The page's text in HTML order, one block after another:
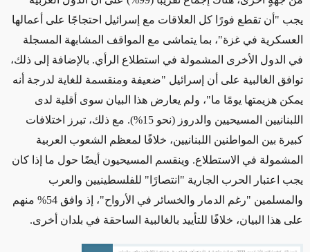
يجب "أن تقطع فورًا كل العلاقات مع إسرائيل احتجاجًا على أعمالها
العسكرية في غزة"، بما يتماشى مع المواقف المشابهة المسجلة
في الدول الأخرى المشمولة في استطلاع الرأي. بالإضافة إلى ذلك،
توافق الغالبية على أن إسرائيل "ضعيفة ومنقسمة للغاية لدرجة أنه
يمكن هزيمتها يومًا ما"، ولم يعارض هذا البيان سوى أقلية لدى
اللبنانيين المسيحيين والدروز (نحو 15%). مع ذلك، تبرز اختلافات
كبيرة بين المواطنين اللبنانيين، خلافًا لمعظم الشعوب العربية
المشمولة في الاستطلاع. وينقسم المسيحيون أيضًا حول ما إذا كان
يجب اعتبار الحرب الجارية "انتصارًا" للفلسطينيين والعرب
والمسلمين "رغم الدمار والخسائر في الأرواح"، إذ وافق 54% منهم
على هذا البيان، خلافًا للتأييد بالغالبية الساحقة في بلدان أخرى.